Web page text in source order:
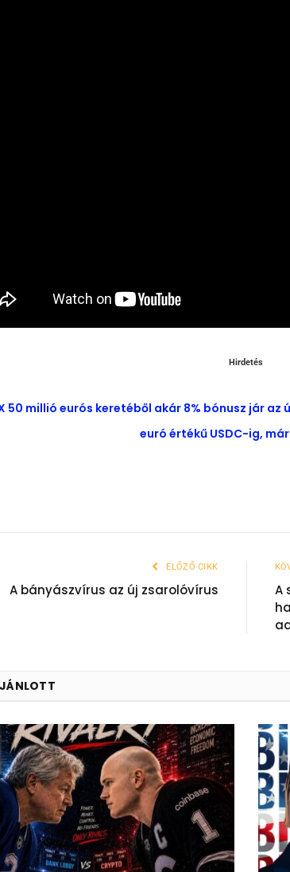
Hirdetés
50 millió eurós keretéből akár 8% bónusz jár
euró értékű USDC-ig,
ELŐZŐ CIKK
A bányászvírus az új zsarolóvírus
A